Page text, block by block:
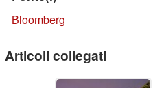
Bloomberg
Articoli collegati